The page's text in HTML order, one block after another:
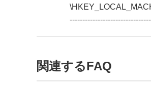
関連するFAQ